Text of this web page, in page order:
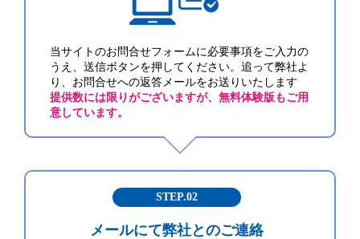
当サイトのお問合せフォームに必要事項をご入力の
うえ、送信ボタンを押してください。追って弊社よ
り、お問合せへの返答メールをお送りいたします
提供数には限りがございますが、無料体験版もご用
意しています。
STEP.02
メールにて弊社とのご連絡